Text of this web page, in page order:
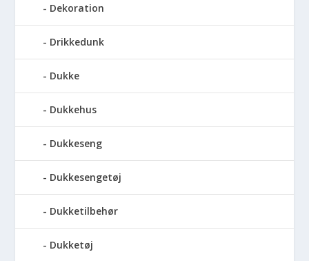
Dekoration
Drikkedunk
Dukke
Dukkehus
Dukkeseng
Dukkesengetøj
Dukketilbehør
Dukketøj